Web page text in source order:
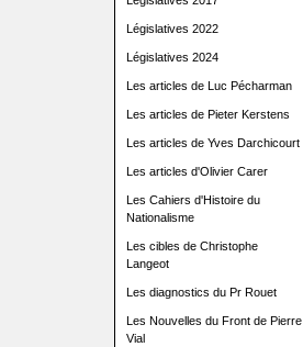
Législatives 2022
Législatives 2024
Les articles de Luc Pécharman
Les articles de Pieter Kerstens
Les articles de Yves Darchicourt
Les articles d'Olivier Carer
Les Cahiers d'Histoire du
Nationalisme
Les cibles de Christophe
Langeot
Les diagnostics du Pr Rouet
Les Nouvelles du Front de Pierre
Vial